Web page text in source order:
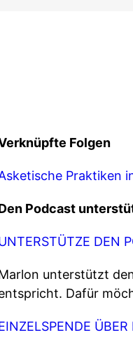
Folgen
Praktiken
Podcast
DEN
unterstützt
Dafür
ÜBER